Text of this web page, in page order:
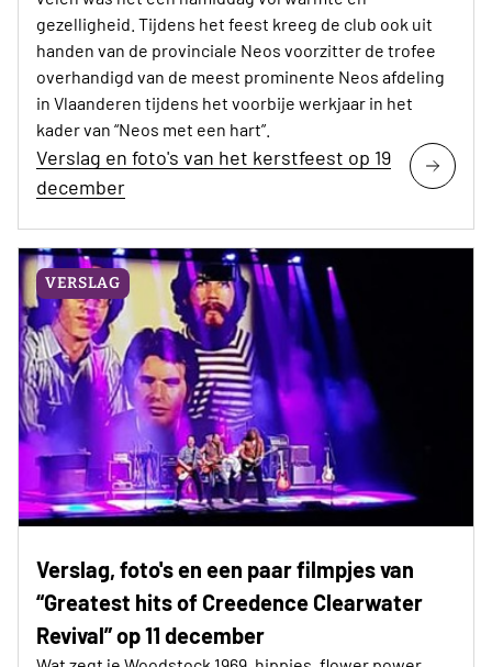
gezelligheid. Tijdens het feest kreeg de club ook uit
handen van de provinciale Neos voorzitter de trofee
overhandigd van de meest prominente Neos afdeling
in Vlaanderen tijdens het voorbije werkjaar in het
kader van “Neos met een hart”.
Verslag en foto's van het kerstfeest op 19
december
VERSLAG
Verslag, foto's en een paar filmpjes van
“Greatest hits of Creedence Clearwater
Revival” op 11 december